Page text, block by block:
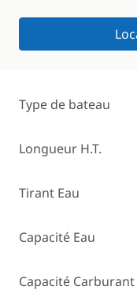
Type de bateau
Longueur H.T.
Tirant Eau
Capacité Eau
Capacité Carburant